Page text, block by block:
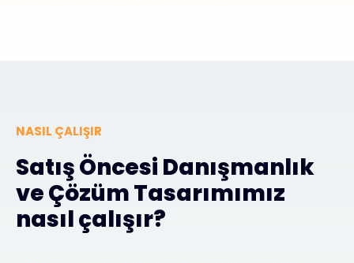
NASIL ÇALIŞIR
Satış Öncesi Danışmanlık
ve Çözüm Tasarımımız
nasıl çalışır?